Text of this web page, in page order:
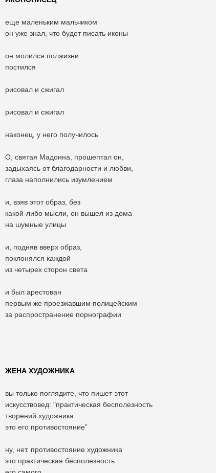
еще маленьким мальчиком
он уже знал, что будет писать иконы
он молился полжизни
постился
рисовал и сжигал
рисовал и сжигал
наконец, у него получилось
О, святая Мадонна, прошептал он,
задыхаясь от благодарности и любви,
глаза наполнились изумлением
и, взяв этот образ, без
какой-либо мысли, он вышел из дома
на шумные улицы
и, подняв вверх образ,
поклонялся каждой
из четырех сторон света
и был арестован
первым же проезжавшим полицейским
за распространение порнографии
ЖЕНА ХУДОЖНИКА
вы только поглядите, что пишет этот
искусствовед: "практическая бесполезность
творений художника
это его противостояние”
ну, нет. противостояние художника
это практическая бесполезность